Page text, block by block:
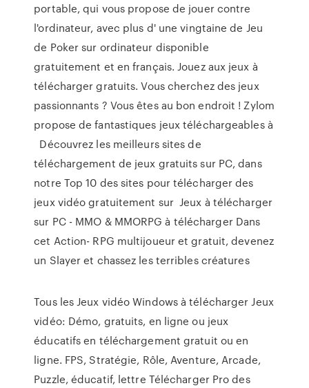
portable, qui vous propose de jouer contre
l'ordinateur, avec plus d' une vingtaine de Jeu
de Poker sur ordinateur disponible
gratuitement et en français. Jouez aux jeux à
télécharger gratuits. Vous cherchez des jeux
passionnants ? Vous êtes au bon endroit ! Zylom
propose de fantastiques jeux téléchargeables à
Découvrez les meilleurs sites de
téléchargement de jeux gratuits sur PC, dans
notre Top 10 des sites pour télécharger des
jeux vidéo gratuitement sur Jeux à télécharger
sur PC - MMO & MMORPG à télécharger Dans
cet Action- RPG multijoueur et gratuit, devenez
un Slayer et chassez les terribles créatures
Tous les Jeux vidéo Windows à télécharger Jeux
vidéo: Démo, gratuits, en ligne ou jeux
éducatifs en téléchargement gratuit ou en
ligne. FPS, Stratégie, Rôle, Aventure, Arcade,
Puzzle, éducatif, lettre Télécharger Pro des